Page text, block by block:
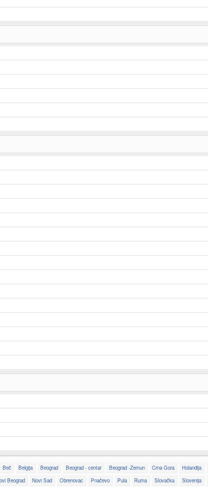
Beč Belgija Beograd Beograd - centar Beograd -Zemun Crna Gora Holandija
Beograd Novi Sad Obrenovac Pnačevo Pula Ruma Slovačka Slovenija